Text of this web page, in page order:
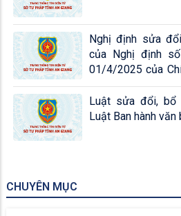
Nghị định sửa
của Nghị định
01/4/2025 của
một số điều và
hành Luật Ban
Luật sửa đổi, bổ
Luật Ban hành văn
CHUYÊN MỤC